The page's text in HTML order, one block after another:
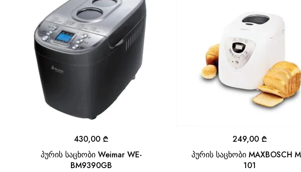
პურის საცხობი Weimar WE-
BM9390GB
430,00 ₾
პურის საცხობი MAXBOSCH
101
249,00 ₾